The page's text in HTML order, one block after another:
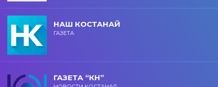
НАШ КОСТАНАЙ
ГАЗЕТА
ГАЗЕТА “КН”